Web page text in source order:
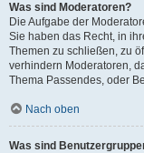
Was sind Moderatoren?
Die Aufgabe der
Sie haben das Recht, in
Themen zu schließen, zu
verhindern Moderatoren,
Thema Passendes, oder
Nach oben
Was sind